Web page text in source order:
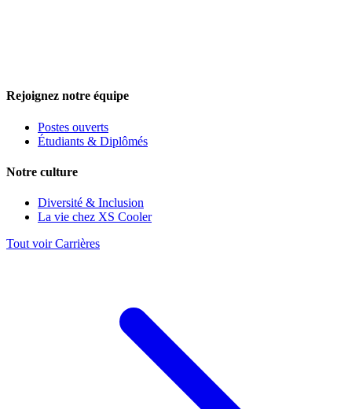
Rejoignez notre équipe
Postes ouverts
Étudiants & Diplômés
Notre culture
Diversité & Inclusion
La vie chez XS Cooler
Tout voir Carrières